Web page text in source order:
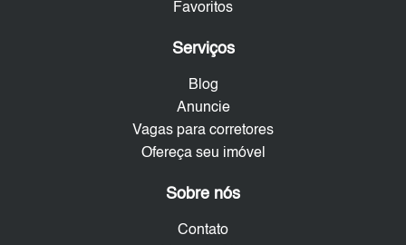
Favoritos
Serviços
Blog
Anuncie
Vagas para corretores
Ofereça seu imóvel
Sobre nós
Contato